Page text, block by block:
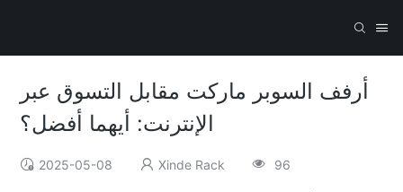
أرفف السوبر ماركت مقابل التسوق عبر
الإنترنت: أيهما أفضل؟
2025-05-08 Xinde Rack 96